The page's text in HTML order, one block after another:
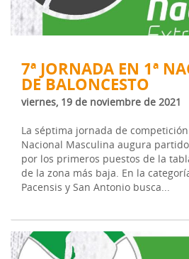
7ª JORNADA EN 1ª
DE BALONCESTO
viernes, 19 de noviembre de 2021
La séptima jornada de
Nacional Masculina augura
por los primeros puestos de la
de la zona más baja. En la
Pacensis y San Antonio busca...